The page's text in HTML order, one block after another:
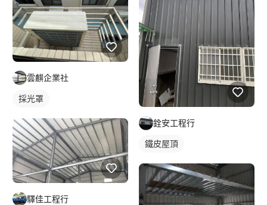
雲麒企業社
採光罩
驛佳工程行
銓安工程行
鐵皮屋頂